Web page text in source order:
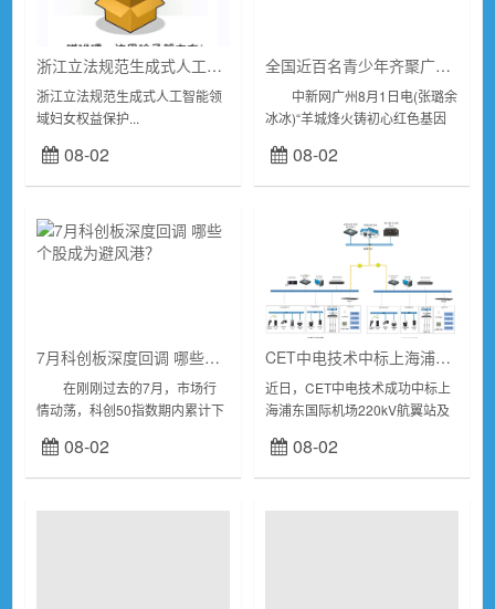
浙江立法规范生成式人工智能领域妇女权益保护
浙江立法规范生成式人工智能领
域妇女权益保护...
08-02
全国近百名青少年齐聚广州开展红色研学之旅
中新网广州8月1日电(张璐余
冰冰)“羊城烽火铸初心红色基因
暑期红色基因主题教育实践活动
(简称“活动”)开营仪式1日在广
08-02
7月科创板深度回调 哪些个股成为避风港？
在刚刚过去的7月，市场行
情动荡，科创50指数期内累计下
内上市的新股后，610家科创板
公司中有97只个股于当月逆市上
08-02
CET中电技术中标上海浦东国际机场220kV航翼站及35kV航货站智能巡检系统建设项目
近日，CET中电技术成功中标上
海浦东国际机场220kV航翼站及
目。220kV航翼站及35kV航货站
是浦东机场四期新建变电站，...
08-02